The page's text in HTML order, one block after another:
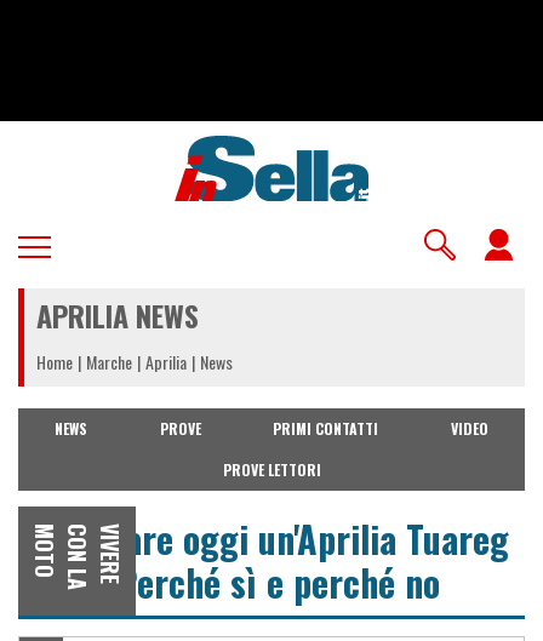
APRILIA NEWS
Home Marche Aprilia News
NEWS PROVE PRIMI CONTATTI
VIDEO
PROVE LETTORI
V
I
V
E
R
E
C
O
N
L
A
M
O
T
O
Comprare oggi un'Aprilia Tuareg
660? Perché sì e perché no